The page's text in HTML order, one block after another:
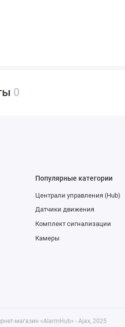
0
Популярные категории
Централи управления (Hub)
Датчики движения
Комплект сигнализации
Камеры
магазин «AlarmHub» - Ajax, 2025